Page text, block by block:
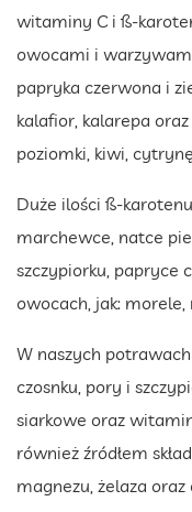
witaminy C i ß-
owocami i
papryka czerwona i
kalafior, kalarepa
poziomki, kiwi,
Duże ilości ß-
marchewce, natce
szczypiorku, papryce
owocach, jak:
W naszych
czosnku, pory i
siarkowe oraz
również źródłem
magnezu, żelaza